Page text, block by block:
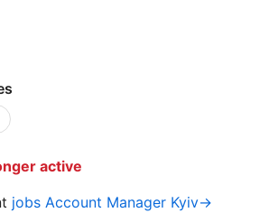
active
jobs Account Manager Kyiv→